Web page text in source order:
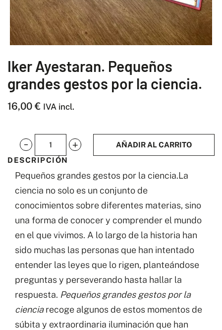
Iker Ayestaran. Pequeños
grandes gestos por la ciencia.
16,00€ IVA incl.
Iker
Ayestaran.
Pequeños
grandes
gestos
por
la
ciencia.
cantidad
AÑADIR AL CARRITO
DESCRIPCIÓN
Pequeños grandes gestos por la ciencia.La
ciencia no solo es un conjunto de
conocimientos sobre diferentes materias, sino
una forma de conocer y comprender el mundo
en el que vivimos. A lo largo de la historia han
sido muchas las personas que han intentado
entender las leyes que lo rigen, planteándose
preguntas y perseverando hasta hallar la
respuesta. Pequeños grandes gestos por la
cienciarecoge algunos de estos momentos de
súbita y extraordinaria iluminación que han